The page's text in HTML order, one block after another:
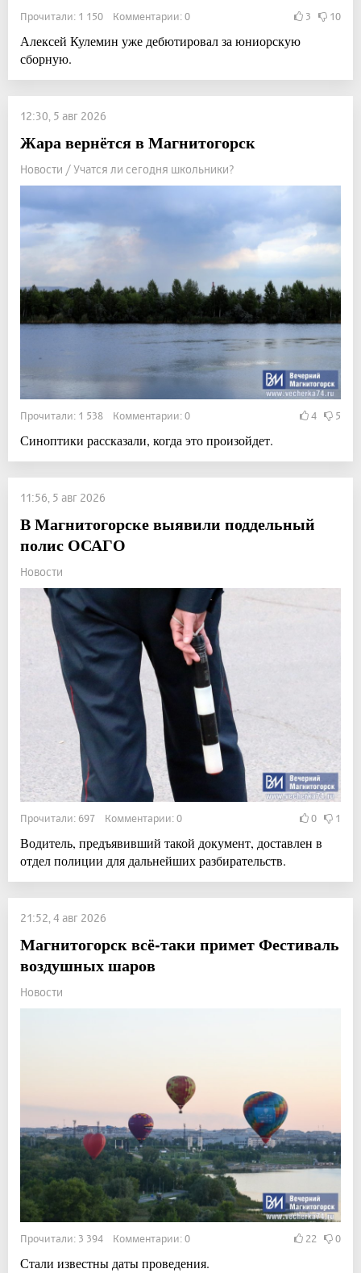
Прочитали: 1 150 Комментарии: 0 3 10
Алексей Кулемин уже дебютировал за юниорскую
сборную.
12:30, 5 авг 2026
Жара вернётся в Магнитогорск
Новости / Учатся ли сегодня школьники?
Прочитали: 1 538 Комментарии: 0 4 5
Синоптики рассказали, когда это произойдет.
11:56, 5 авг 2026
В Магнитогорске выявили поддельный
полис ОСАГО
Новости
Прочитали: 697 Комментарии: 0 0 1
Водитель, предъявивший такой документ, доставлен в
отдел полиции для дальнейших разбирательств.
21:52, 4 авг 2026
Магнитогорск всё-таки примет Фестиваль
воздушных шаров
Новости
Прочитали: 3 394 Комментарии: 0 22 0
Стали известны даты проведения.